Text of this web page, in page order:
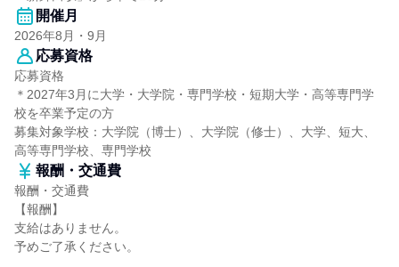
開催月
2026年8月・9月
応募資格
応募資格
＊2027年3月に大学・大学院・専門学校・短期大学・高等専門学
校を卒業予定の方
募集対象学校：大学院（博士）、大学院（修士）、大学、短大、
高等専門学校、専門学校
報酬・交通費
報酬・交通費
【報酬】
支給はありません。
予めご了承ください。